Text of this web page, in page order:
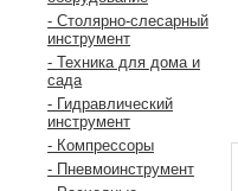
- Столярно-слесарный
инструмент
- Техника для дома и
сада
- Гидравлический
инструмент
- Компрессоры
- Пневмоинструмент